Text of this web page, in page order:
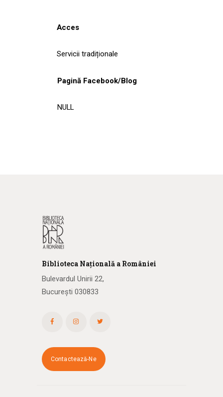
Acces
Servicii tradiționale
Pagină Facebook/Blog
NULL
Biblioteca Națională a României
Bulevardul Unirii 22,
București 030833
Contactează-Ne